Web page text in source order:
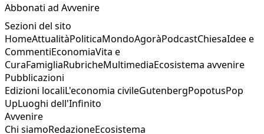
Abbonati ad Avvenire
Sezioni del sito
HomeAttualitàPoliticaMondoAgoràPodcastChiesaIdee e
CommentiEconomiaVita e
CuraFamigliaRubricheMultimediaEcosistema avvenire
Pubblicazioni
Edizioni localiL'economia civileGutenbergPopotusPop
UpLuoghi dell'Infinito
Avvenire
Chi siamoRedazioneEcosistema